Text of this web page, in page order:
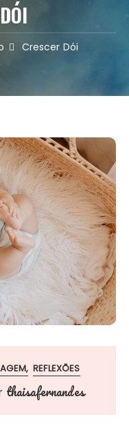
Crescer Dói
REFLEXÕES
thaisafernandes